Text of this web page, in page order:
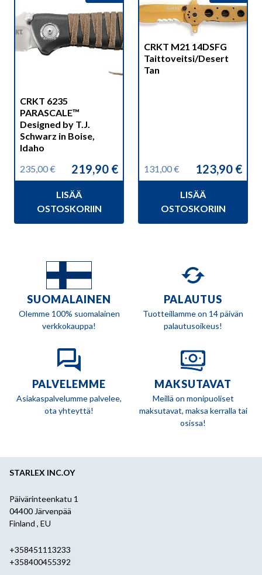
CRKT 6235
PARASCALE™
Designed by T.J.
Schwarz in Boise,
Idaho
235,00€
Alkuperäinen
hinta
235,00 €.
219,90 €
Nykyinen
hinta
219,90 €.
LISÄÄ
OSTOSKORIIN
CRKT M21 14DSFG
Taittoveitsi/Desert
Tan
131,00€
Alkuperäinen
hinta
131,00 €.
123,90 €
Nykyinen
hinta
123,90 €.
LISÄÄ
OSTOSKORIIN
SUOMALAINEN
Olemme 100% suomalainen
verkkokauppa!
PALAUTUS
Tuotteillamme on 14 päivän
palautusoikeus!
PALVELEMME
Asiakaspalvelumme palvelee,
ota yhteyttä!
MAKSUTAVAT
Meillä on monipuoliset
maksutavat, maksa kerralla tai
osissa!
STARLEX INC.OY
Päivärinteenkatu 1
04400 Järvenpää
Finland , EU
+358451113233
+358400455392